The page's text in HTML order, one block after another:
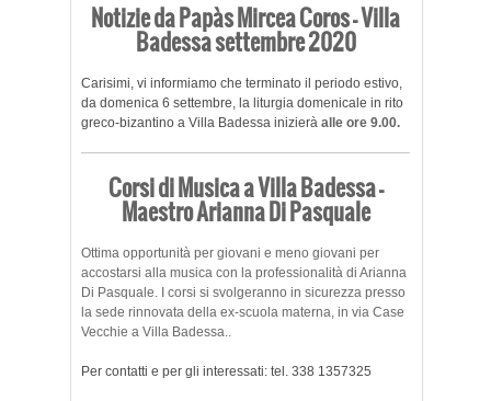
Notizie da Papàs Mircea Coros – Villa
Badessa settembre 2020
Carisimi, vi informiamo che terminato il periodo estivo,
da domenica 6 settembre, la liturgia domenicale in rito
greco-bizantino a Villa Badessa inizierà alle ore 9.00.
Corsi di Musica a Villa Badessa –
Maestro Arianna Di Pasquale
Ottima opportunità per giovani e meno giovani per
accostarsi alla musica con la professionalità di Arianna
Di Pasquale. I corsi si svolgeranno in sicurezza presso
la sede rinnovata della ex-scuola materna, in via Case
Vecchie a Villa Badessa..
Per contatti e per gli interessati: tel. 338 1357325